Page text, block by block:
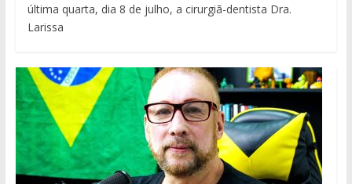
última quarta, dia 8 de julho, a cirurgiã-dentista Dra.
Larissa